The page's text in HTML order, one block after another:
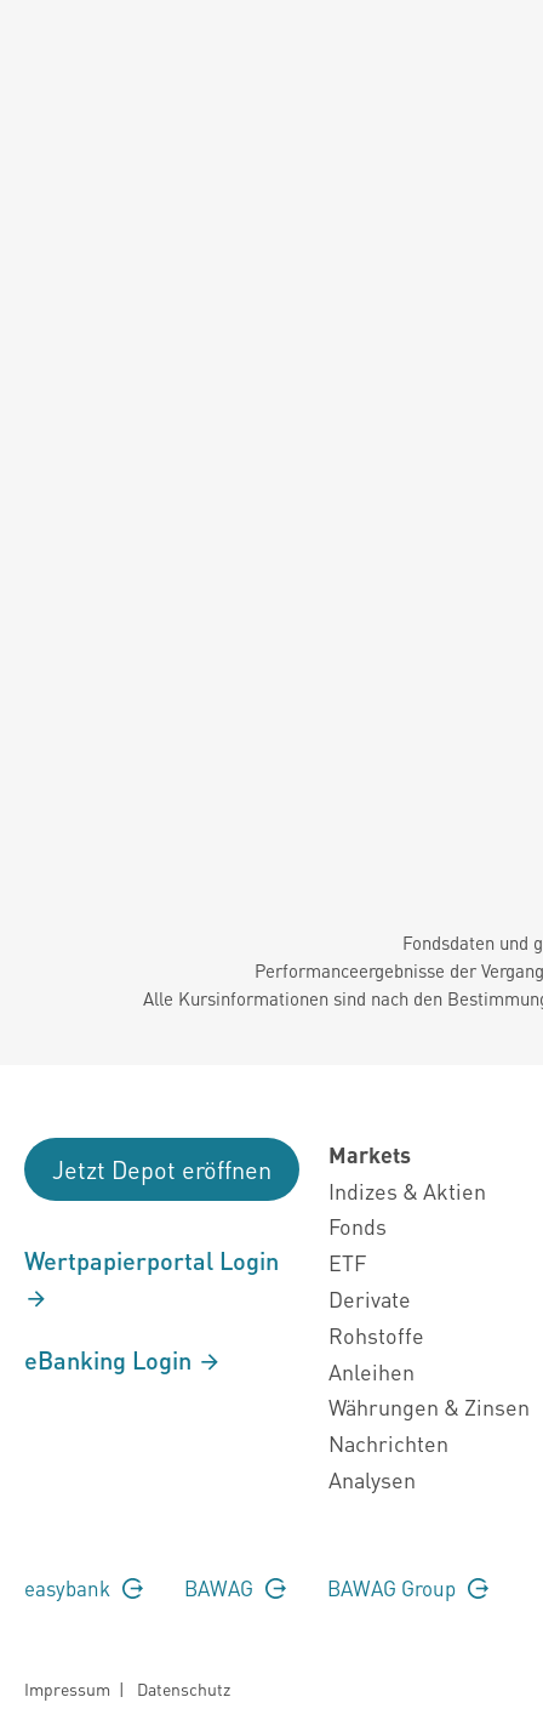
Fondsdaten und
Performanceergebnisse der
Alle Kursinformationen sind nach den
Jetzt Depot eröffnen
Wertpapierportal Login
eBanking Login
Markets
Indizes & Aktien
Fonds
ETF
Derivate
Rohstoffe
Anleihen
Währungen & Zinsen
Nachrichten
Analysen
easybank BAWAG BAWAG Group
Impressum | Datenschutz